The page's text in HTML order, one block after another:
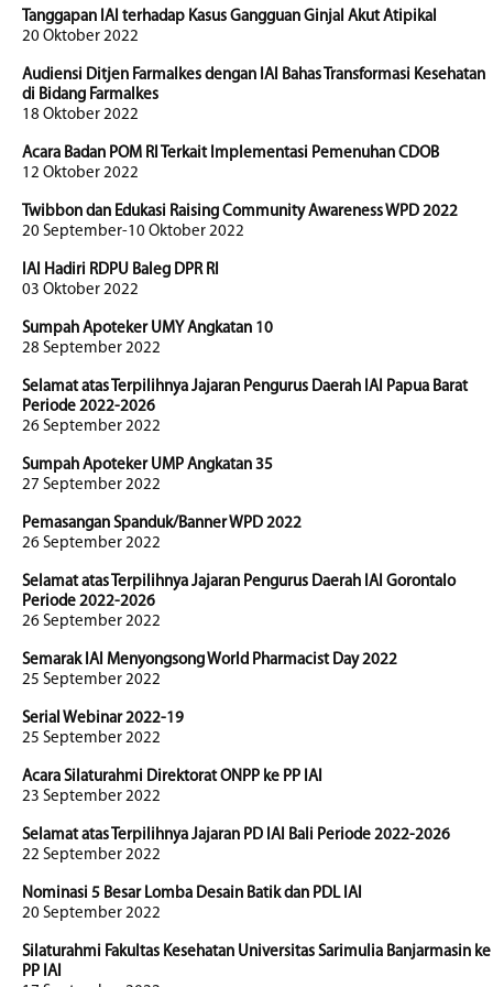
Tanggapan IAI terhadap Kasus Gangguan Ginjal Akut Atipikal
20 Oktober 2022
Audiensi Ditjen Farmalkes dengan IAI Bahas Transformasi Kesehatan
di Bidang Farmalkes
18 Oktober 2022
Acara Badan POM RI Terkait Implementasi Pemenuhan CDOB
12 Oktober 2022
Twibbon dan Edukasi Raising Community Awareness WPD 2022
20 September-10 Oktober 2022
IAI Hadiri RDPU Baleg DPR RI
03 Oktober 2022
Sumpah Apoteker UMY Angkatan 10
28 September 2022
Selamat atas Terpilihnya Jajaran Pengurus Daerah IAI Papua Barat
Periode 2022-2026
26 September 2022
Sumpah Apoteker UMP Angkatan 35
27 September 2022
Pemasangan Spanduk/Banner WPD 2022
26 September 2022
Selamat atas Terpilihnya Jajaran Pengurus Daerah IAI Gorontalo
Periode 2022-2026
26 September 2022
Semarak IAI Menyongsong World Pharmacist Day 2022
25 September 2022
Serial Webinar 2022-19
25 September 2022
Acara Silaturahmi Direktorat ONPP ke PP IAI
23 September 2022
Selamat atas Terpilihnya Jajaran PD IAI Bali Periode 2022-2026
22 September 2022
Nominasi 5 Besar Lomba Desain Batik dan PDL IAI
20 September 2022
Silaturahmi Fakultas Kesehatan Universitas Sarimulia Banjarmasin ke
PP IAI